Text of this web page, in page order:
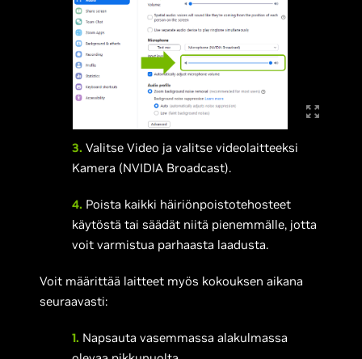
3.Valitse Video ja valitse videolaitteeksi
Kamera (NVIDIA Broadcast).
4. Poista kaikki häiriönpoistotehosteet
käytöstä tai säädät niitä pienemmälle, jotta
voit varmistua parhaasta laadusta.
Voit määrittää laitteet myös kokouksen aikana
seuraavasti:
1. Napsauta vasemmassa alakulmassa